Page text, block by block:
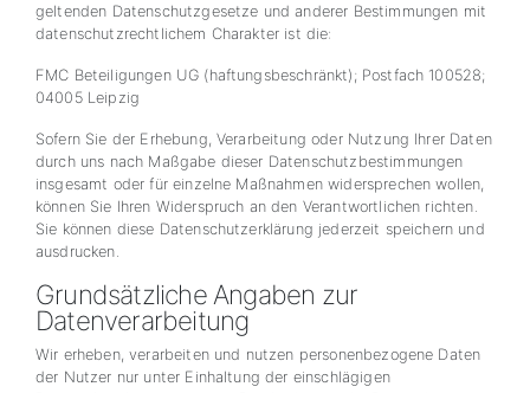
geltenden Datenschutzgesetze und anderer Bestimmungen mit
datenschutzrechtlichem Charakter ist die:
FMC Beteiligungen UG (haftungsbeschränkt); Postfach 100528;
04005 Leipzig
Sofern Sie der Erhebung, Verarbeitung oder Nutzung Ihrer Daten
durch uns nach Maßgabe dieser Datenschutzbestimmungen
insgesamt oder für einzelne Maßnahmen widersprechen wollen,
können Sie Ihren Widerspruch an den Verantwortlichen richten.
Sie können diese Datenschutzerklärung jederzeit speichern und
ausdrucken.
Grundsätzliche Angaben zur
Datenverarbeitung
Wir erheben, verarbeiten und nutzen personenbezogene Daten
der Nutzer nur unter Einhaltung der einschlägigen